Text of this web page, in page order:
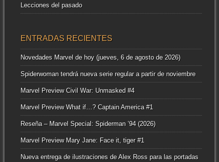
Lecciones del pasado
ENTRADAS RECIENTES
Novedades Marvel de hoy (jueves, 6 de agosto de 2026)
Spiderwoman tendrá nueva serie regular a partir de noviembre
Marvel Preview Civil War: Unmasked #4
Marvel Preview What if…? Captain America #1
Reseña – Marvel Special: Spiderman ’94 (2026)
Marvel Preview Mary Jane: Face it, tiger #1
Nueva entrega de ilustraciones de Alex Ross para las portadas